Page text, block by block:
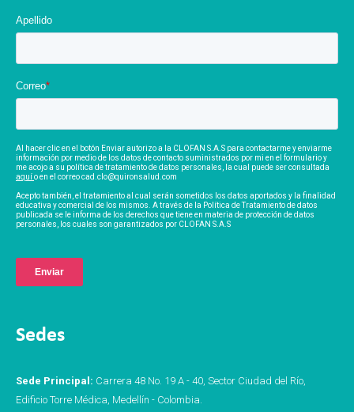
Apellido
Correo*
Al hacer clic en el botón Enviar autorizo a la CLOFAN S.A.S para contactarme y enviarme
información por medio de los datos de contacto suministrados por mi en el formulario y
me acojo a su política de tratamiento de datos personales, la cual puede ser consultada
aquío en el correo cad.clo@quironsalud.com
Acepto también, el tratamiento al cual serán sometidos los datos aportados y la finalidad
educativa y comercial de los mismos. A través de la Política de Tratamiento de datos
publicada se le informa de los derechos que tiene en materia de protección de datos
personales, los cuales son garantizados por CLOFAN S.A.S
Sedes
Sede Principal: Carrera 48 No. 19 A - 40, Sector Ciudad del Río,
Edificio Torre Médica, Medellín - Colombia.